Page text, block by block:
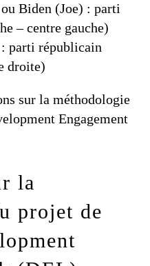
Biden (Joe) : parti
– centre gauche)
parti républicain
droite)
sur la méthodologie
Engagement
la
projet de